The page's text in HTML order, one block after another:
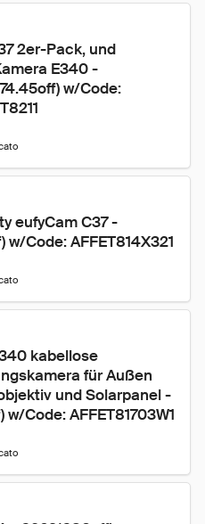
2er-Pack, und
E340 -
w/Code:
eufyCam C37 -
Code: AFFET814X321
kabellose
für Außen
und Solarpanel -
w/Code: AFFET81703W1